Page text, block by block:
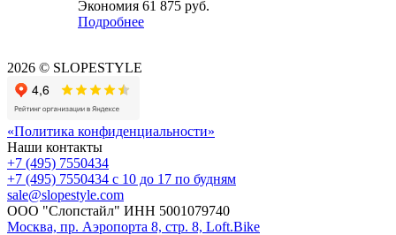
Экономия 61 875 руб.
Подробнее
2026 © SLOPESTYLE
«Политика конфиденциальности»
Наши контакты
+7 (495) 7550434
+7 (495) 7550434 с 10 до 17 по будням
sale@slopestyle.com
ООО "Слопстайл" ИНН 5001079740
Москва, пр. Аэропорта 8, стр. 8, Loft.Bike